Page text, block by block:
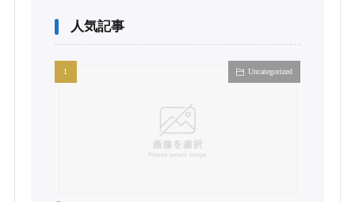
人気記事
Uncategorized